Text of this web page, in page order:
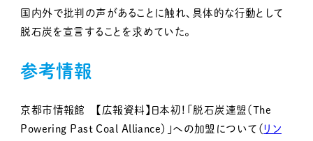
国内外で批判の声があることに触れ、具体的な行動として
脱石炭を宣言することを求めていた。
参考情報
京都市情報館 【広報資料】日本初！「脱石炭連盟（The
Powering Past Coal Alliance）」への加盟について（ リン